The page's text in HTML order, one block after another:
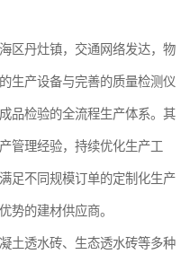
区丹灶镇，交通网络发达，物
生产设备与完善的质量检测仪
品检验的全流程生产体系。其
管理经验，持续优化生产工
足不同规模订单的定制化生产
势的建材供应商。
土透水砖、生态透水砖等多种